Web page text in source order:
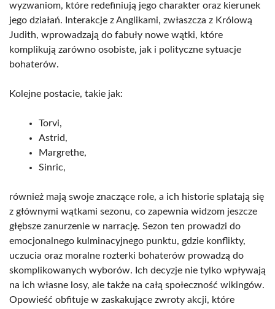
wyzwaniom, które redefiniują jego charakter oraz kierunek
jego działań. Interakcje z Anglikami, zwłaszcza z Królową
Judith, wprowadzają do fabuły nowe wątki, które
komplikują zarówno osobiste, jak i polityczne sytuacje
bohaterów.
Kolejne postacie, takie jak:
Torvi,
Astrid,
Margrethe,
Sinric,
również mają swoje znaczące role, a ich historie splatają się
z głównymi wątkami sezonu, co zapewnia widzom jeszcze
głębsze zanurzenie w narrację. Sezon ten prowadzi do
emocjonalnego kulminacyjnego punktu, gdzie konflikty,
uczucia oraz moralne rozterki bohaterów prowadzą do
skomplikowanych wyborów. Ich decyzje nie tylko wpływają
na ich własne losy, ale także na całą społeczność wikingów.
Opowieść obfituje w zaskakujące zwroty akcji, które